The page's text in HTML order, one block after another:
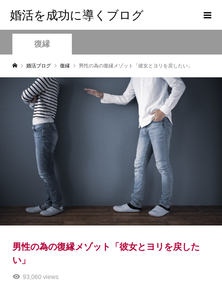
婚活を成功に導くブログ
復縁
婚活ブログ 復縁 男性の為の復縁メゾット「彼女とヨリを戻したい」
男性の為の復縁メゾット「彼女とヨリを戻した
い」
93,060 views